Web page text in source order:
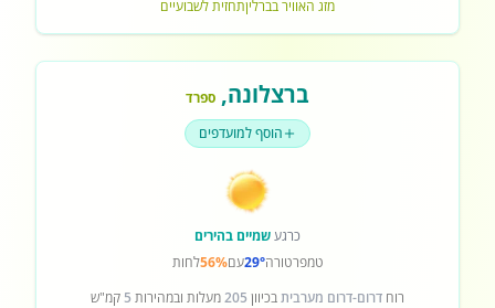
מזג האוויר בברליןתחזית לשבועיים
ברצלונה, ספרד
הוסף למועדפים
כרגעשמיים בהירים
טמפרטורה29°עם56%לחות
רוח דרום-דרום מערביתבכיוון 205מעלות ובמהירות 5 קמ"ש